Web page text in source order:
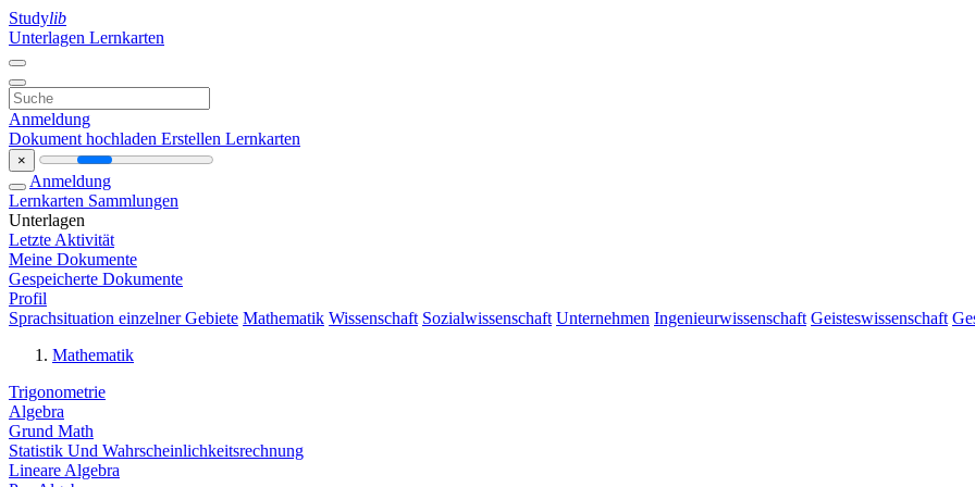
Studylib
Unterlagen Lernkarten
Anmeldung
Dokument hochladen Erstellen Lernkarten
×
Anmeldung
Lernkarten Sammlungen
Unterlagen
Letzte Aktivität
Meine Dokumente
Gespeicherte Dokumente
Profil
Sprachsituation einzelner Gebiete Mathematik Wissenschaft Sozialwissenschaft Unternehmen Ingenieurwissenschaft Geisteswissenschaft
Mathematik
Trigonometrie
Algebra
Grund Math
Statistik Und Wahrscheinlichkeitsrechnung
Lineare Algebra